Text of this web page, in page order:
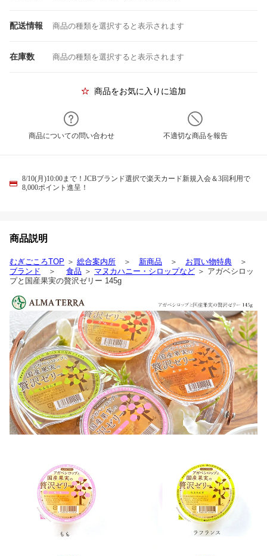
配送情報 商品の種類を選択すると表示されます
在庫数 商品の種類を選択すると表示されます
商品をお気に入りに追加
商品についての問い合わせ 不適切な商品を報告
8/10(月)10:00まで！JCBブランド選択で楽天カード新規入会＆3回利用で
8,000ポイント進呈！
商品説明
むぎごころTOP ＞ 総合案内所 ＞ 新商品 ＞ お買い物特典 ＞
ブランド ＞ 食品 ＞ マヌカハニー・シロップなど ＞ アガベシロッ
プと国産果実の贅沢ゼリー 145g